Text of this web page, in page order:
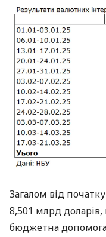
Загалом від
8,501 млрд
бюджетна